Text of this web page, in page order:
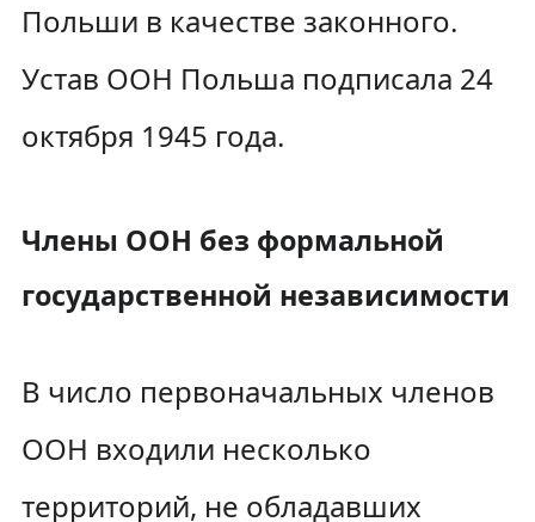
Польши в качестве законного.
Устав ООН Польша подписала 24
октября 1945 года.
Члены ООН без формальной
государственной независимости
В число первоначальных членов
ООН входили несколько
территорий, не обладавших